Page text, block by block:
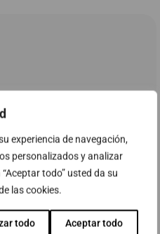
experiencia de navegación,
personalizados y analizar
todo” usted da su
las cookies.
todo Aceptar todo
amb Dynamics 365